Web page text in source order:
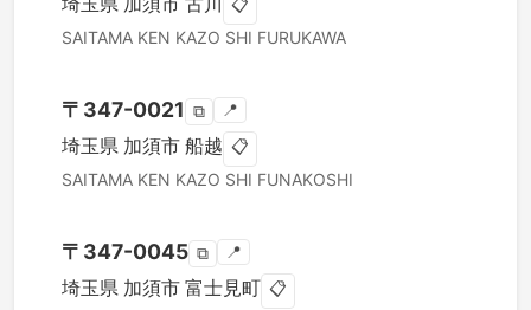
📋
SAITAMA KEN KAZO SHI FURUKAWA
〒 347-0021 ⧉ 📍
埼玉県 加須市 船越 📋
SAITAMA KEN KAZO SHI FUNAKOSHI
〒 347-0045 ⧉ 📍
埼玉県 加須市 富士見町 📋